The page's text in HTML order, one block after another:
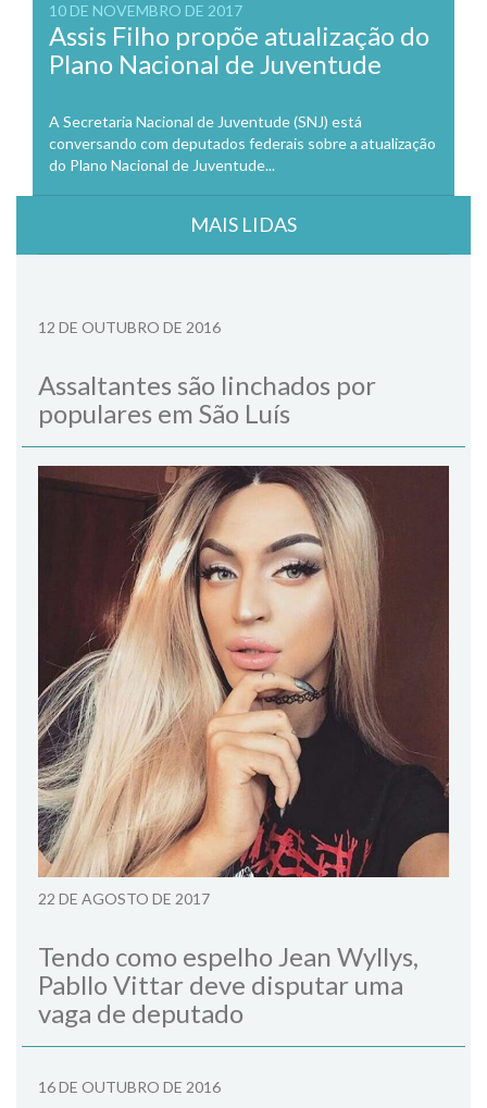
10 DE NOVEMBRO DE 2017
Assis Filho propõe atualização do
Plano Nacional de Juventude
A Secretaria Nacional de Juventude (SNJ) está
conversando com deputados federais sobre a atualização
do Plano Nacional de Juventude...
MAIS LIDAS
12 DE OUTUBRO DE 2016
Assaltantes são linchados por
populares em São Luís
22 DE AGOSTO DE 2017
Tendo como espelho Jean Wyllys,
Pabllo Vittar deve disputar uma
vaga de deputado
16 DE OUTUBRO DE 2016